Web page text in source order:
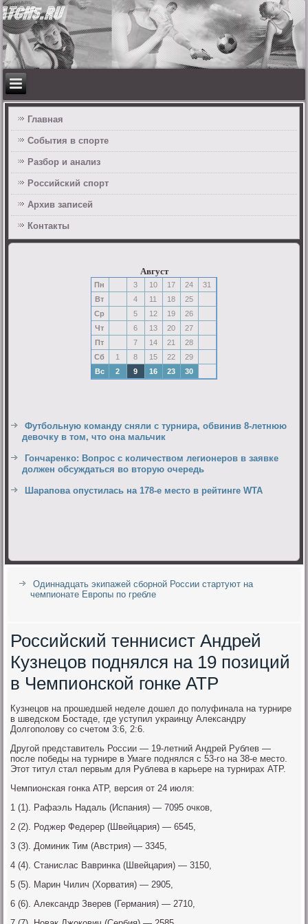
Главная
События в спорте
Разбор и анализ
Российский спорт
Архив записей
Контакты
Август
Пн 3 10 17 24
31
Вт
4 11 18
25
Ср
5 12 19
26
Чт
6 13 20
27
Пт
7 14 21
28
Сб
1 8 15 22
29
Вс
2 9 16 23 30
Футбольную команду сняли с турнира, обвинив 8-летнюю
девочку в том, что она мальчик
Гончаренко: Вопрос с количеством легионеров в заявке
должен обсуждаться во вторую очередь
Шарапова опустилась на 178-е место в рейтинге WTA
Одиннадцать экипажей сборной России стартуют на
чемпионате Европы по гребле
Российский теннисист Андрей
Кузнецов поднялся на 19 позиций
в Чемпионской гонке ATP
Кузнецов на прошедшей неделе дошел до полуфинала на турнире
в шведском Бостаде, где уступил украинцу Александру
Долгополову со счетом 3:6, 2:6.
Другой представитель России — 19-летний Андрей Рублев —
после победы на турнире в Умаге поднялся с 53-го на 38-е место.
Этот титул стал первым для Рублева в карьере на турнирах ATP.
Чемпионская гонка ATP, версия от 24 июля:
1 (1). Рафаэль Надаль (Испания) — 7095 очков,
2 (2). Роджер Федерер (Швейцария) — 6545,
3 (3). Доминик Тим (Австрия) — 3345,
4 (4). Станислас Вавринка (Швейцария) — 3150,
5 (5). Марин Чилич (Хорватия) — 2905,
6 (6). Александр Зверев (Германия) — 2710,